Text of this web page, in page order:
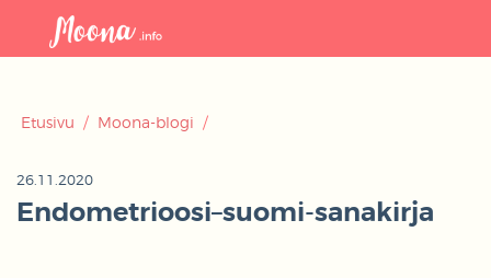
Etusivu / Moona-blogi /
26.11.2020
Endometrioosi–suomi-sanakirja